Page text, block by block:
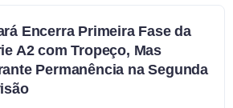
Encerra Primeira Fase da
A2 com Tropeço, Mas
Permanência na Segunda